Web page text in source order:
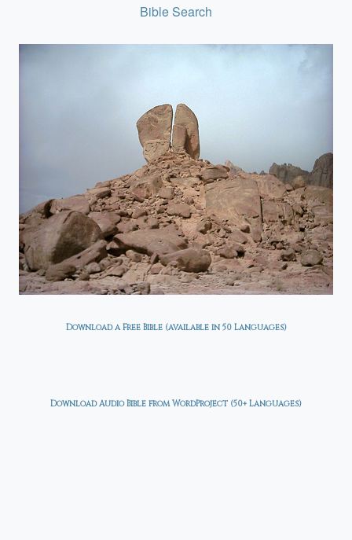
Bible Search
Download a Free Bible (available in 50 Languages)
Download Audio Bible from WordProject (50+ Languages)